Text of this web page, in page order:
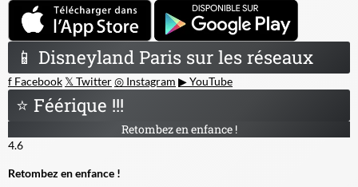
📱 Disneyland Paris sur les réseaux
f Facebook 𝕏 Twitter◎ Instagram ▶YouTube
⭐ Féérique !!!
Retombez en enfance !
4.6
Retombez en enfance !